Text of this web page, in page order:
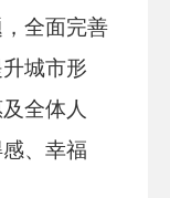
全面完善
城市形
全体人
、幸福